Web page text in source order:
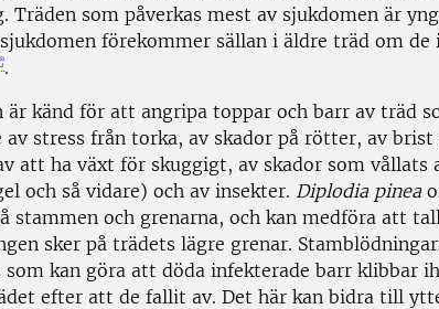
Träden som påverkas mest av sjukdomen är
förekommer sällan i äldre träd om de
.
är känd för att angripa toppar och barr av träd
av stress från torka, av skador på rötter, av brist
att ha växt för skuggigt, av skador som vållats
och så vidare) och av insekter. Diplodia pinea
stammen och grenarna, och kan medföra att
sker på trädets lägre grenar.
som kan göra att döda infekterade barr klibbar
efter att de fallit av. Det här kan bidra till